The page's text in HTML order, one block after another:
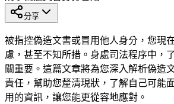
分享
被指控偽造文書或冒用他人身分，您現
慮，甚至不知所措。身處司法程序中，
關重要。這篇文章將為您深入解析偽造
責任，幫助您釐清現狀，了解自己可能
用的資訊，讓您能更從容地應對。